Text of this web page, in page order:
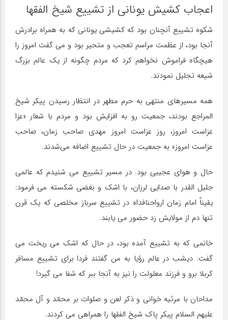
اعجاب کشیش یونانی از تشییع شیخ الفقها
شکوه تشییع آنچنان بود که کشیشی یونانی که به همراه برادرش
آنجا بود، از عظمت مراسم تعجب و متحیر بود و می گفت امروز را
هیچگاه فراموش نخواهم کرد که مردم چگونه از یک عالم بزرگ
شیعه تجلیل نمودند.
همه مسیرهای منتهی به حرم مطهر در انتظار رسیدن پیکر شیخ
المراجع بودند، جمعیت رو به افزایش بود و مردم با شعار «عزا
عزاست امروز، روز عزاست امروز مهدی صاحب زمان، صاحب
عزاست امروز» به جمعیت در حال تشییع اضافه می‌شدند.
حال و هوای عجیبی بود. در مسیر تشییع می شنیدم که عالمی
جلیل القدر با صدایی لرزان، با اشک و بغضی شکسته می فرمود:
یقیناً امام زمان ارواحنافداه در تشییع سرباز مخلصی که یک قرن
تنها دم از مولایش زد حضور می یابند.
خانمی که به تشییع آمده بود، در حال که اشک می ریخت می
گفت: دیشب در عالم رؤیا به من گفتند فردا برای تشییع مسافر
کربلا برو و فرزند معلولت را نیز به آنجا ببر که شفا می گیرد!
مداحان با مرثیه خوانی و ذکر لعن و صلوات بر محمّد و آل محمّد
علیهم السلام پیکر پاک شیخ الفقها را همراهی می کردند.